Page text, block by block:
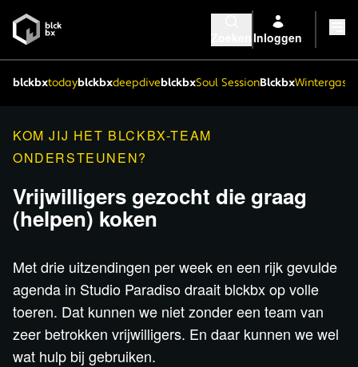
Inloggen
blckbxtodayblckbxdeepdiveblckbxSoul SessionBlckbx
KOM JIJ HET BLCKBX-TEAM
ONDERSTEUNEN?
Vrijwilligers gezocht die graag
(helpen) koken
Met drie uitzendingen per week en een rijk gevulde
agenda in Studio Paradiso draait blckbx op volle
toeren. Dat kunnen we niet zonder een team van
zeer betrokken vrijwilligers. En daar kunnen we wel
wat hulp bij gebruiken.